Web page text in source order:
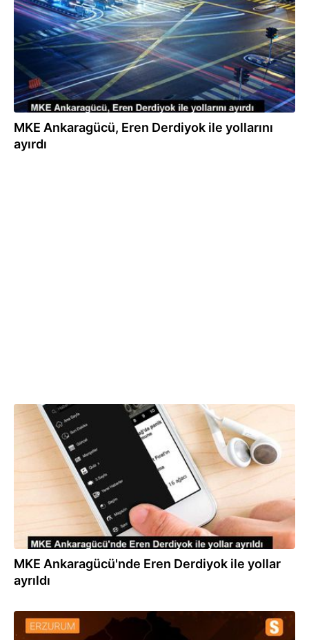
MKE Ankaragücü, Eren Derdiyok ile yollarını
ayırdı
23.01.2023
MKE Ankaragücü'nde Eren Derdiyok ile yollar
ayrıldı
25.02.2022